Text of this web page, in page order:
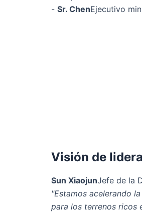
- Sr. ChenEjecutivo
Visión de
Sun XiaojunJefe de la
"Estamos acelerando
para los terrenos ricos